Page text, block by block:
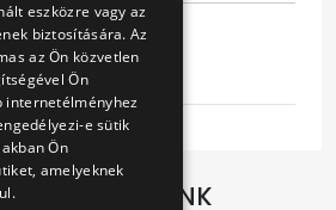
AJÁNLATAINK
eszközre vagy az
biztosítására. Az
az Ön közvetlen
Ön
internetélményhez
e sütik
Ön
amelyeknek